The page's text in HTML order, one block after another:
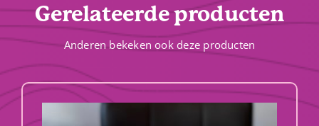
Gerelateerde producten
Anderen bekeken ook deze producten